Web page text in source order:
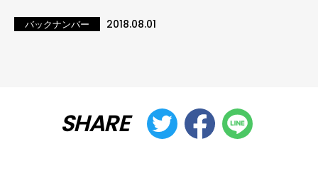
バックナンバー 2018.08.01
SHARE